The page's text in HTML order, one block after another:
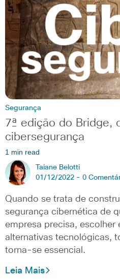
Segurança
7ª edição do Bridge,
cibersegurança
1 min read
Taiane Belotti
01/12/2022 - 0
Quando se trata de
segurança cibernética de
empresa precisa, escolher
alternativas tecnológicas,
torna-se essencial.
Leia Mais